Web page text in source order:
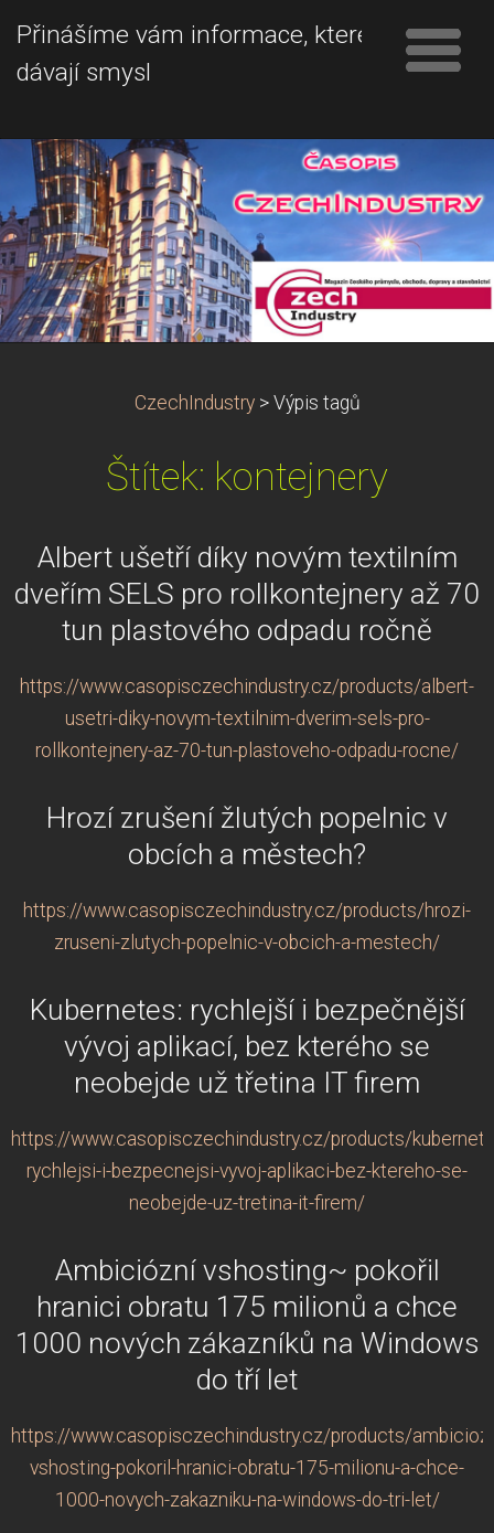
Přinášíme vám informace, které
dávají smysl
CzechIndustry > Výpis tagů
Štítek: kontejnery
Albert ušetří díky novým textilním
dveřím SELS pro rollkontejnery až 70
tun plastového odpadu ročně
https://www.casopisczechindustry.cz/products/albert-
usetri-diky-novym-textilnim-dverim-sels-pro-
rollkontejnery-az-70-tun-plastoveho-odpadu-rocne/
Hrozí zrušení žlutých popelnic v
obcích a městech?
https://www.casopisczechindustry.cz/products/hrozi-
zruseni-zlutych-popelnic-v-obcich-a-mestech/
Kubernetes: rychlejší i bezpečnější
vývoj aplikací, bez kterého se
neobejde už třetina IT firem
https://www.casopisczechindustry.cz/products/
rychlejsi-i-bezpecnejsi-vyvoj-aplikaci-bez-ktereho-se-
neobejde-uz-tretina-it-firem/
Ambiciózní vshosting~ pokořil
hranici obratu 175 milionů a chce
1000 nových zákazníků na Windows
do tří let
https://www.casopisczechindustry.cz/products/
vshosting-pokoril-hranici-obratu-175-milionu-a-chce-
1000-novych-zakazniku-na-windows-do-tri-let/